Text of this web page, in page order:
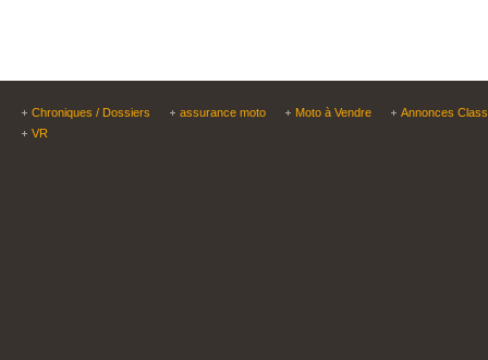
Chroniques / Dossiers assurance moto Moto à Vendre
Annonces
VR